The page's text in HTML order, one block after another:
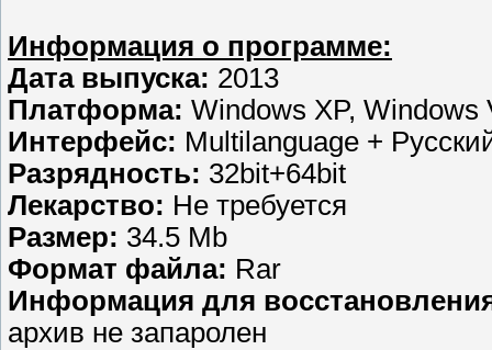
Информация о программе:
Дата выпуска: 2013
Платформа: Windows XP, Windows
Интерфейс: Multilanguage +
Разрядность: 32bit+64bit
Лекарство: Не требуется
Размер: 34.5 Mb
Формат файла: Rar
Информация для
архив не запаролен